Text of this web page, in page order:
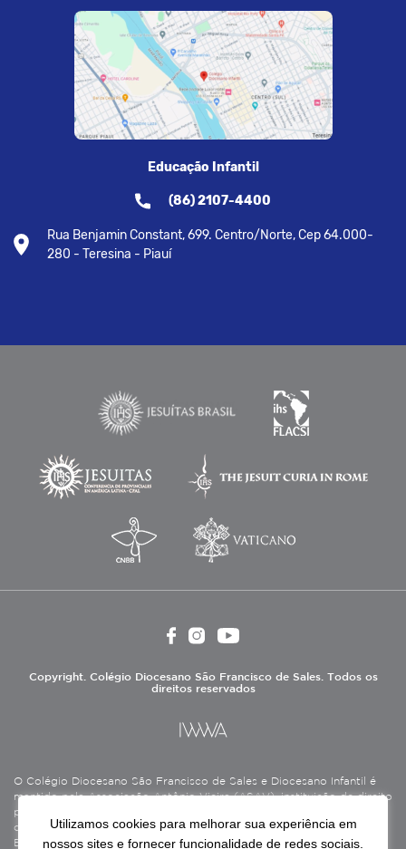
Educação Infantil
(86) 2107-4400
Rua Benjamin Constant, 699. Centro/Norte, Cep 64.000-
280 - Teresina - Piauí
Copyright. Colégio Diocesano São Francisco de Sales. Todos os
direitos reservados
O Colégio Diocesano São Francisco de Sales e Diocesano Infantil é
mantido pela Associação Antônio Vieira (ASAV), instituição de direito
privado sem fins lucrativos, filantrópica, de natureza educativa,
cultural, assistencial e beneficente, certificada como Entidade
Beneficente de Assistência Social (CEBAS), nas áreas de educação e
Utilizamos cookies para melhorar sua experiência em
nossos sites e fornecer funcionalidade de redes sociais.